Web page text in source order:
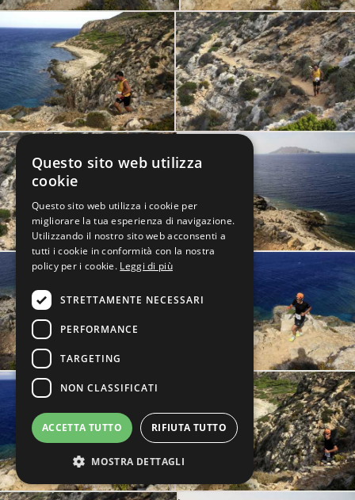
Questo sito web utilizza
cookie
Questo sito web utilizza i cookie per
migliorare la tua esperienza di navigazione.
Utilizzando il nostro sito web acconsenti a
tutti i cookie in conformità con la nostra
policy per i cookie. Leggi di più
STRETTAMENTE NECESSARI
PERFORMANCE
TARGETING
NON CLASSIFICATI
ACCETTA TUTTO RIFIUTA TUTTO
MOSTRA DETTAGLI